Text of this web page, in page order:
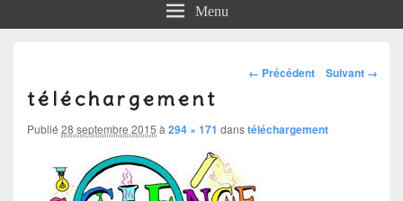
Menu
Navigation
les
← Précédent Suivant →
téléchargement
Publié 28 septembre 2015 à 294 × 171 danstéléchargement